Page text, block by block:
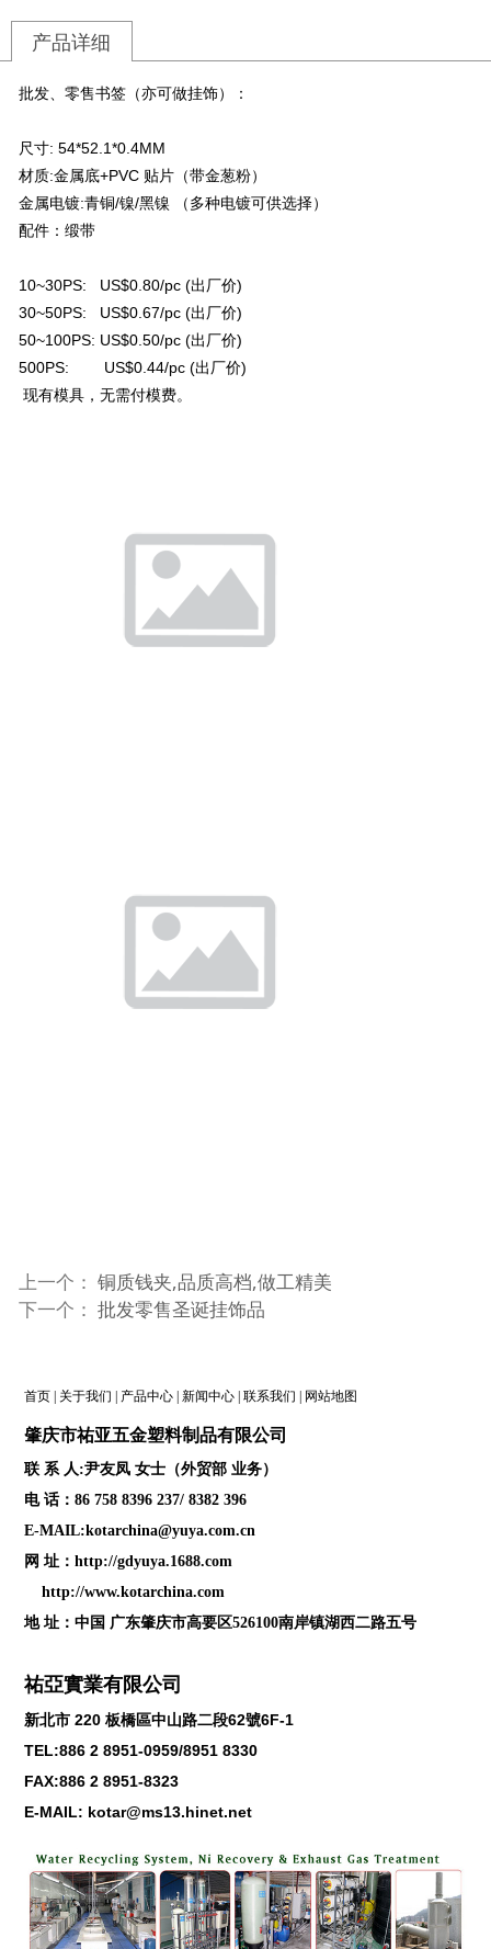
产品详细
批发、零售书签（亦可做挂饰）：
尺寸: 54*52.1*0.4MM
材质:金属底+PVC 贴片（带金葱粉）
金属电镀:青铜/镍/黑镍 （多种电镀可供选择）
配件：缎带
10~30PS: US$0.80/pc (出厂价)
30~50PS: US$0.67/pc (出厂价)
50~100PS: US$0.50/pc(出厂价)
500PS: US$0.44/pc(出厂价)
现有模具，无需付模费。
上一个： 铜质钱夹,品质高档,做工精美
下一个： 批发零售圣诞挂饰品
首页| 关于我们 | 产品中心| 新闻中心| 联系我们 | 网站地图
肇庆市祐亚五金塑料制品有限公司
联 系 人:尹友凤 女士（外贸部 业务）
电 话：86 758 8396 237/ 8382 396
E-MAIL:kotarchina@yuya.com.cn
网 址： http://gdyuya.1688.com
http://www.kotarchina.com
地 址：中国 广东肇庆市高要区526100南岸镇湖西二路五号
祐亞實業有限公司
新北市220 板橋區中山路二段62號6F-1
TEL:886 2 8951-0959/8951 8330
FAX:886 2 8951-8323
E-MAIL: kotar@ms13.hinet.net